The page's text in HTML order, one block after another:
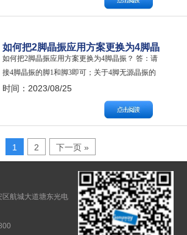
脚，对角为频率管脚3号脚；在此提醒：2号脚和4
号脚导通，为接地脚。关于引脚功能说明，请以
如何把2脚晶振应用方案更换为4脚晶
振的？
如何把2脚晶振应用方案更换为4脚晶振？ 答：请
接4脚晶振的脚1和脚3即可；关于4脚无源晶振的
脚2和脚4，建议接地。 解释： 如果原来使用的是
2脚晶振，说明为无源晶振应用方案。2脚晶振的
两个脚为该型号晶振的频率管脚，一个负责频率
输出，另外一个负责频率输入。需要指出的是，
这两个脚不具备方向性，因此无需担…
时间：2023/08/25
1 2 下一页 »
航城大道塘东光电